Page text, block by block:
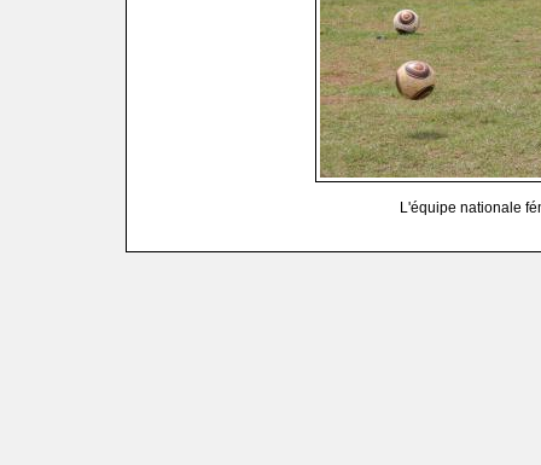
L'équipe nationale